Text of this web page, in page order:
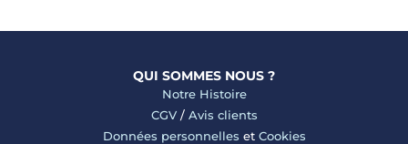
QUI SOMMES NOUS ?
Notre Histoire
CGV/ Avis clients
Données personnelles et Cookies